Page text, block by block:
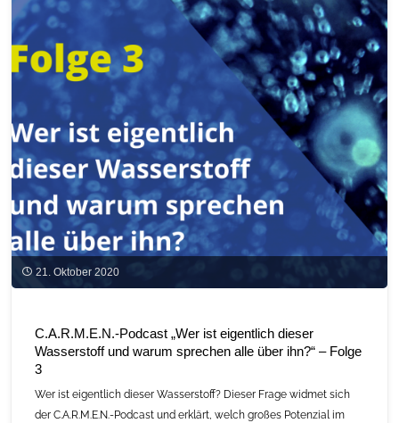
dieser
und
warum
sprechen
alle
über
ihn?“
Folge
21. Oktober 2020
C.A.R.M.E.N.-Podcast „Wer ist eigentlich dieser
Wasserstoff und warum sprechen alle über ihn?“ – Folge
3
Wer ist eigentlich dieser Wasserstoff? Dieser Frage widmet sich
der C.A.R.M.E.N.-Podcast und erklärt, welch großes Potenzial im